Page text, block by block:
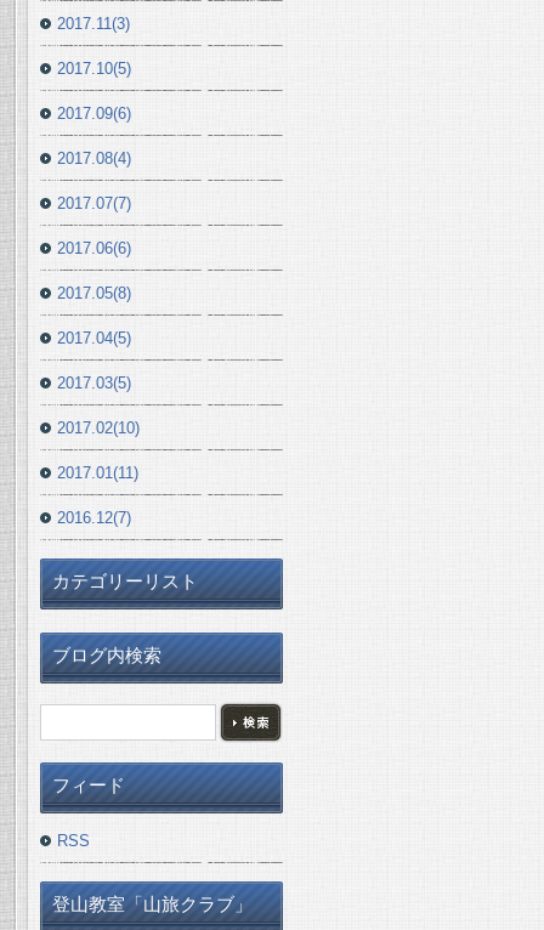
2017.11(3)
2017.10(5)
2017.09(6)
2017.08(4)
2017.07(7)
2017.06(6)
2017.05(8)
2017.04(5)
2017.03(5)
2017.02(10)
2017.01(11)
2016.12(7)
カテゴリーリスト
ブログ内検索
フィード
RSS
登山教室「山旅クラブ」